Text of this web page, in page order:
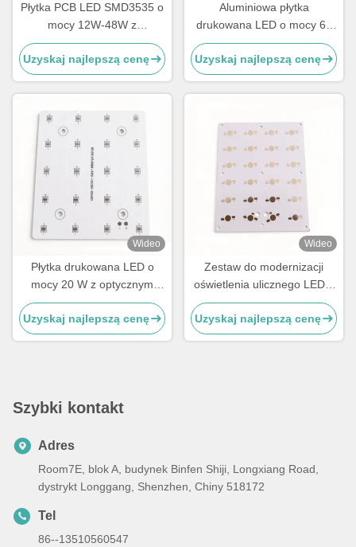
Płytka PCB LED SMD3535 o
mocy 12W-48W z
obiektywem o kącie
świecenia 143 × 70 ° do
oświetlenia ulicznego
Uzyskaj najlepszą cenę
Aluminiowa płytka
drukowana LED o mocy 60
W z zestawem do
modernizacji lampy drogowej
LED z optycznym
obiektywem PC
Uzyskaj najlepszą cenę
Wideo
Płytka drukowana LED o
mocy 20 W z optycznym
obiektywem PC Zestaw do
modernizacji lampy drogowej
LED Rozwiązanie OEM do
Uzyskaj najlepszą cenę
Wideo
Zestaw do modernizacji
oświetlenia ulicznego LED o
mocy 24 W z soczewką
optyczną PC, kąt świecenia
75 × 135° do wymiany lampy
Uzyskaj najlepszą cenę
Szybki kontakt
Adres
Room7E, blok A, budynek Binfen Shiji, Longxiang Road,
dystrykt Longgang, Shenzhen, Chiny 518172
Tel
86--13510560547